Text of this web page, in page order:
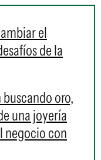
el
de la
oro,
una joyería
negocio con